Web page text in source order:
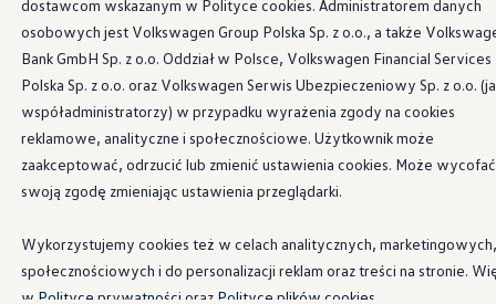
Samochody hybrydowe
Przyszłe modele i auta koncepcyjne
ID.4 GTX Xtreme
ID.5 GTX “Xcite”
Nowy ID. Polo GTI
Ładowanie i zasięg
Ładowanie samochodu elektrycznego w domu
Ładowanie samochodu elektrycznego w trasie
Zasięg samochodów elektrycznych
Sposoby płatności
Korzyści i koszty
Koszty utrzymania
Leasing
Najem
Zrównoważone
ładowanie
Ładowanie: rozwiązania firmyVolkswagen
najbardziej zrównoważona, ale także łatwa i wygodna
podczas codziennych interakcji. To właśnie dlatego
dostawcom wskazanym w Polityce cookies. Administratorem danych
osobowych jest Volkswagen Group Polska Sp. z o.o., a także
Bank GmbH Sp. z o.o. Oddział w Polsce, Volkswagen Financial Services
Polska Sp. z o.o. oraz Volkswagen Serwis Ubezpieczeniowy Sp. z o.o.
współadministratorzy) w przypadku wyrażenia zgody na cookies
reklamowe, analityczne i społecznościowe. Użytkownik może
zaakceptować, odrzucić lub zmienić ustawienia cookies. Może wycofać
swoją zgodę zmieniając ustawienia przeglądarki.
Wykorzystujemy cookies też w celach analitycznych, marketingowych,
społecznościowych i do personalizacji reklam oraz treści na stronie.
w Polityce prywatności oraz Polityce plików cookies.